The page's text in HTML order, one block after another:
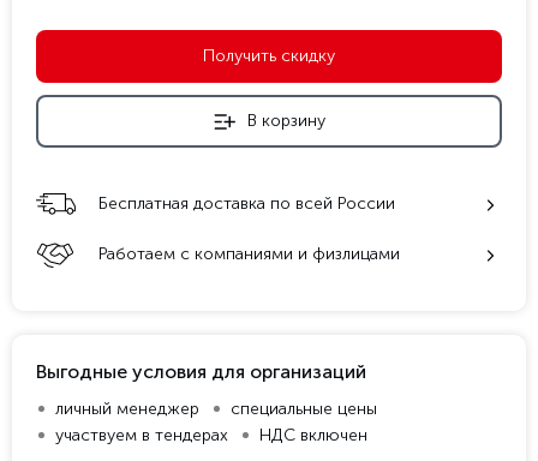
Получить скидку
В корзину
Бесплатная доставка по всей России
Работаем с компаниями и физлицами
Выгодные условия для организаций
личный менеджер
специальные цены
участвуем в тендерах
НДС включен